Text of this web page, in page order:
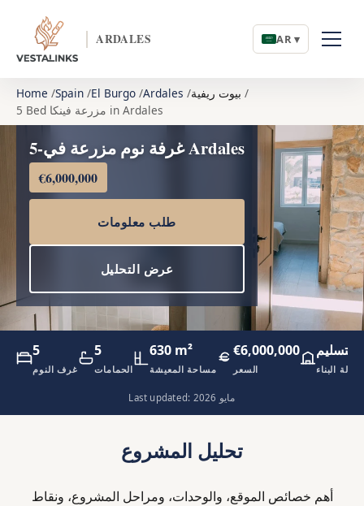
ARDALES AR ▾
Home Spain El Burgo Ardales بيوت ريفية
5 Bed مزرعة فينكا in Ardales
5-غرفة نوم مزرعة في Ardales
€6,000,000
طلب معلومات
عرض التحليل
5
غرف النوم
5
الحمامات
630 m²
مساحة المعيشة
€6,000,000
السعر
للتسليم
حالة البناء
Last updated: مايو 2026
تحليل المشروع
أهم خصائص الموقع، والوحدات، ومراحل المشروع، ونقاط